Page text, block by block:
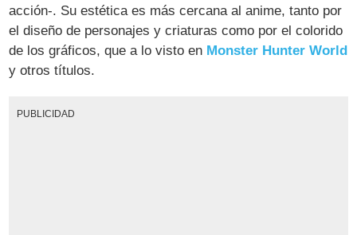
acción-. Su estética es más cercana al anime, tanto por
el diseño de personajes y criaturas como por el colorido
de los gráficos, que a lo visto en Monster Hunter World
y otros títulos.
PUBLICIDAD